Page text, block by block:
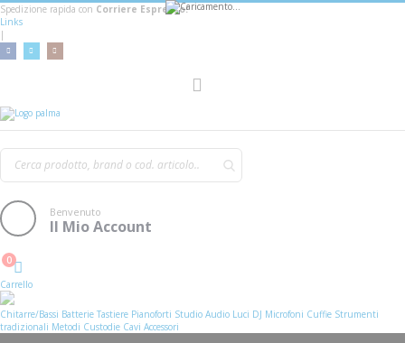
Spedizione rapida con Corriere Espresso!
Links
|
Benvenuto
Il Mio Account
Cart
0
Carrello
Chitarre/Bassi Batterie Tastiere Pianoforti Studio Audio Luci DJ Microfoni Cuffie Strumenti
tradizionali Metodi Custodie Cavi Accessori